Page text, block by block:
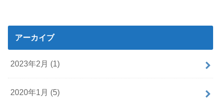
アーカイブ
2023年2月 (1)
2020年1月 (5)